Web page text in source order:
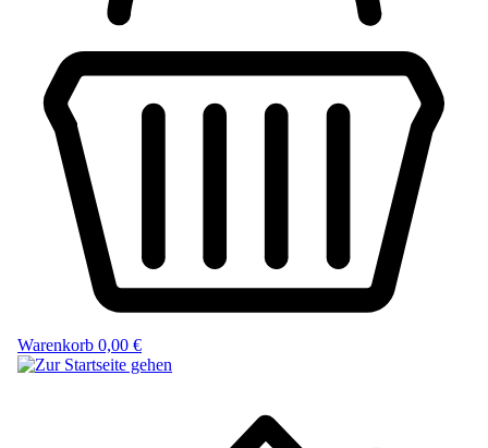
Warenkorb 0,00 €